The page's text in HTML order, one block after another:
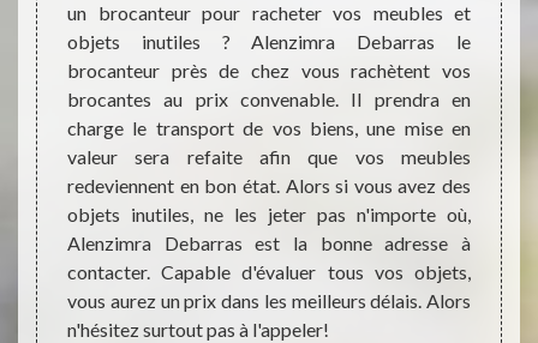
leur
des
les
de
à
un brocanteur pour racheter vos meubles et
objets inutiles ? Alenzimra Debarras le
brocanteur près de chez vous rachètent vos
brocantes au prix convenable. Il prendra en
charge le transport de vos biens, une mise en
valeur sera refaite afin que vos meubles
redeviennent en bon état. Alors si vous avez des
objets inutiles, ne les jeter pas n'importe où,
Alenzimra Debarras est la bonne adresse à
contacter. Capable d'évaluer tous vos objets,
vous aurez un prix dans les meilleurs délais. Alors
n'hésitez surtout pas à l'appeler!
des
un
des
très